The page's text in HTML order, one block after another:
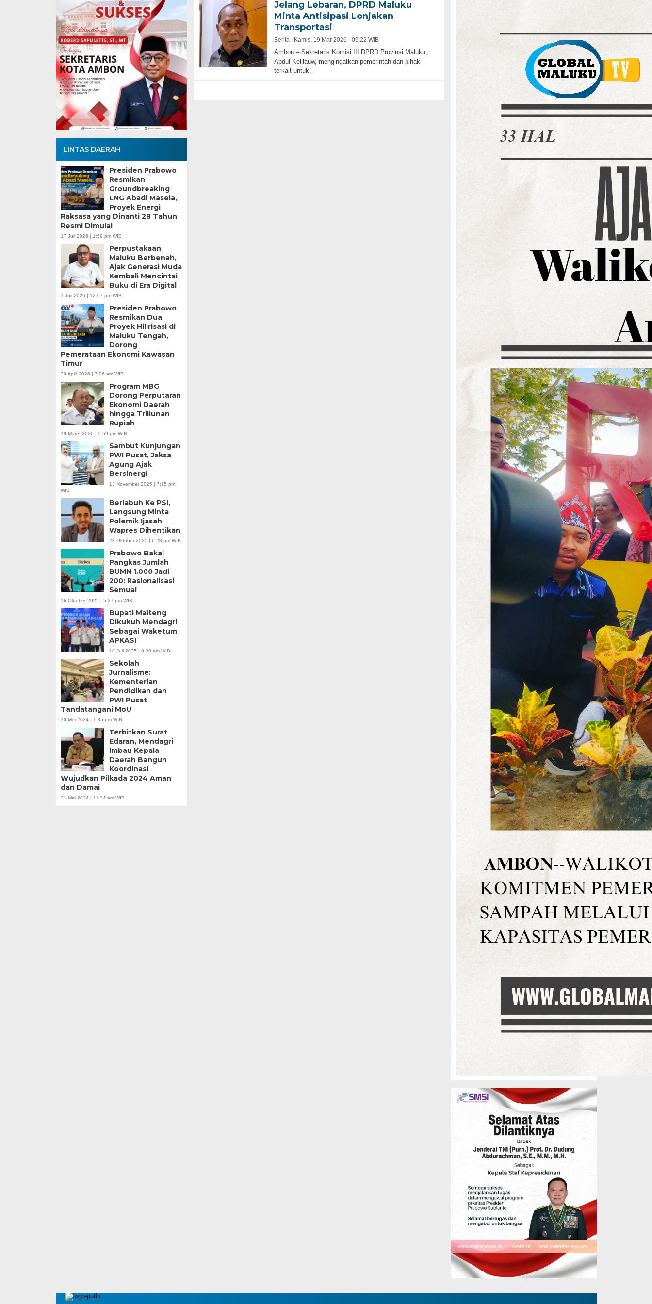
LINTAS DAERAH
Presiden Prabowo
Resmikan
Groundbreaking
LNG Abadi Masela,
Proyek Energi
Raksasa yang Dinanti 28 Tahun
Resmi Dimulai
17 Juli 2026 | 1:59 pm WIB
Perpustakaan
Maluku Berbenah,
Ajak Generasi Muda
Kembali Mencintai
Buku di Era Digital
1 Juli 2026 | 12:07 pm WIB
Presiden Prabowo
Resmikan Dua
Proyek Hilirisasi di
Maluku Tengah,
Dorong
Pemerataan Ekonomi Kawasan
Timur
30 April 2026 | 7:06 am WIB
Program MBG
Dorong Perputaran
Ekonomi Daerah
hingga Triliunan
Rupiah
19 Maret 2026 | 5:59 pm WIB
Sambut Kunjungan
PWI Pusat, Jaksa
Agung Ajak
Bersinergi
13 November 2025 | 7:15 pm
WIB
Berlabuh Ke PSI,
Langsung Minta
Polemik Ijasah
Wapres Dihentikan
28 Oktober 2025 | 6:28 pm WIB
Prabowo Bakal
Pangkas Jumlah
BUMN 1.000 Jadi
200: Rasionalisasi
Semua!
16 Oktober 2025 | 5:27 pm WIB
Bupati Malteng
Dikukuh Mendagri
Sebagai Waketum
APKASI
18 Juli 2025 | 8:20 am WIB
Sekolah
Jurnalisme:
Kementerian
Pendidikan dan
PWI Pusat
Tandatangani MoU
30 Mei 2024 | 1:35 pm WIB
Terbitkan Surat
Edaran, Mendagri
Imbau Kepala
Daerah Bangun
Koordinasi
Wujudkan Pilkada 2024 Aman
dan Damai
21 Mei 2024 | 11:24 am WIB
Jelang Lebaran, DPRD Maluku
Minta Antisipasi Lonjakan
Transportasi
Berita | Kamis, 19 Mar 2026 - 09:22 WIB
Ambon – Sekretaris Komisi III DPRD Provinsi Maluku,
Abdul Kelilauw, mengingatkan pemerintah dan pihak
terkait untuk…